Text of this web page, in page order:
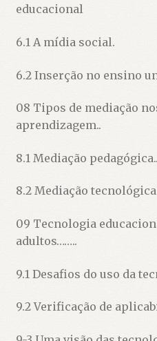
educacional
6.1 A mídia social.
6.2 Inserção no ensino
08 Tipos de mediação
aprendizagem..
8.1 Mediação pedagógica..
8.2 Mediação
09 Tecnologia
adultos……..
9.1 Desafios do uso da
9.2 Verificação de